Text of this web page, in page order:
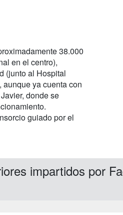
38.000
en el centro),
(junto al Hospital
ya cuenta con
donde se
guiado por el
impartidos por